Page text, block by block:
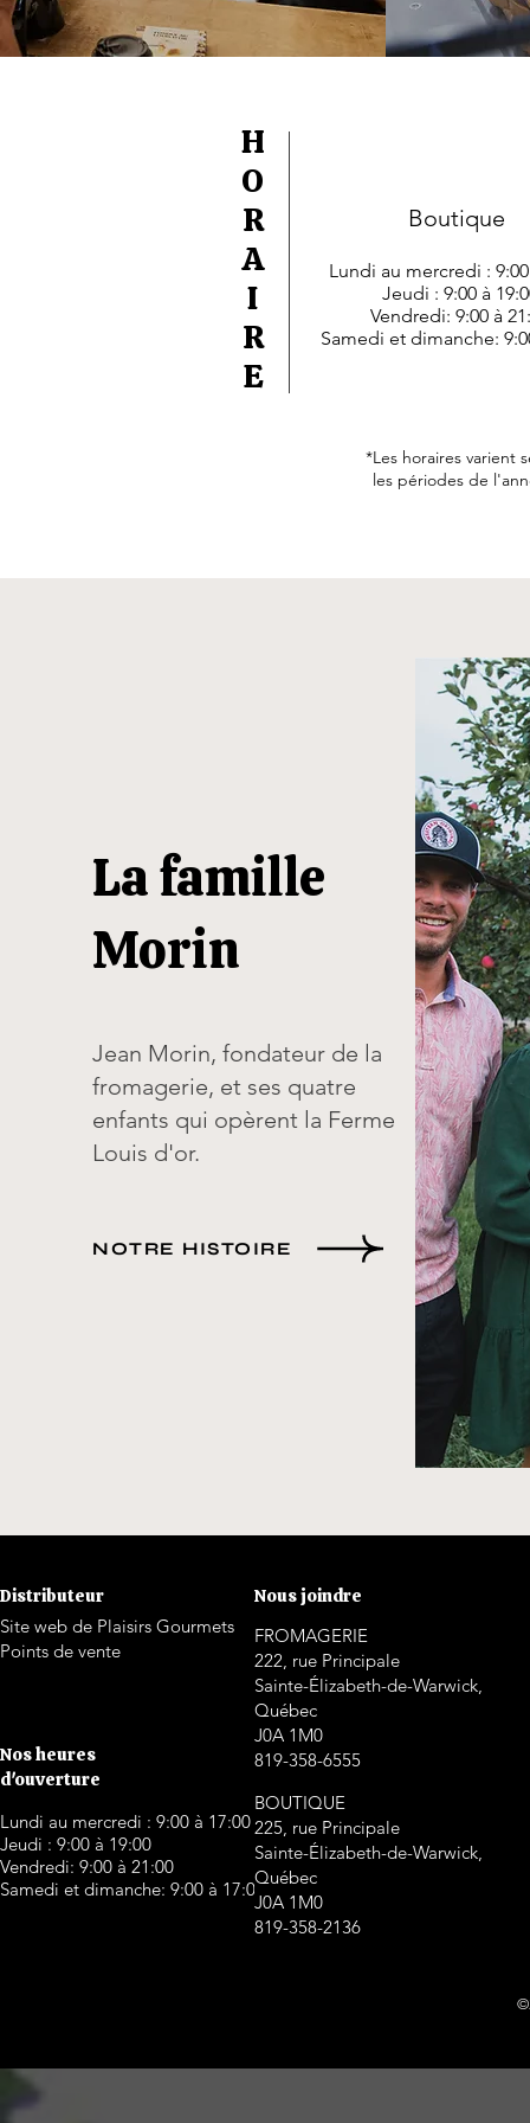
H
O
R
A
I
R
E
Boutique
Lundi au mercredi : 9:00
Jeudi : 9:00 à
Vendredi: 9:00 à
Samedi et dimanche:
*Les horaires varient
les périodes de
La famille
Morin
Jean Morin, fondateur de la
fromagerie, et ses quatre
enfants qui opèrent la Ferme
Louis d'or.
NOTRE HISTOIRE
Distributeur
Site web de Plaisirs Gourmets
Points de vente
Nos heures
d'ouverture
Lundi au mercredi : 9:00 à 17:00
Jeudi : 9:00 à 19:00
Vendredi: 9:00 à 21:00
Samedi et dimanche: 9:00 à 17:00
Nous joindre
FROMAGERIE
222, rue Principale
Sainte-Élizabeth-de-Warwick,
Québec
J0A 1M0
819-358-6555
BOUTIQUE
225, rue Principale
Sainte-Élizabeth-de-Warwick,
Québec
J0A 1M0
819-358-2136